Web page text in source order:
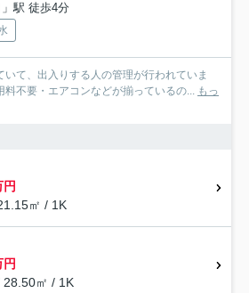
駅 徒歩4分
いて、出入りする人の管理が行われていま
料不要・エアコンなどが揃っているの... もっ
円
㎡ / 1K
円
28.50㎡ / 1K